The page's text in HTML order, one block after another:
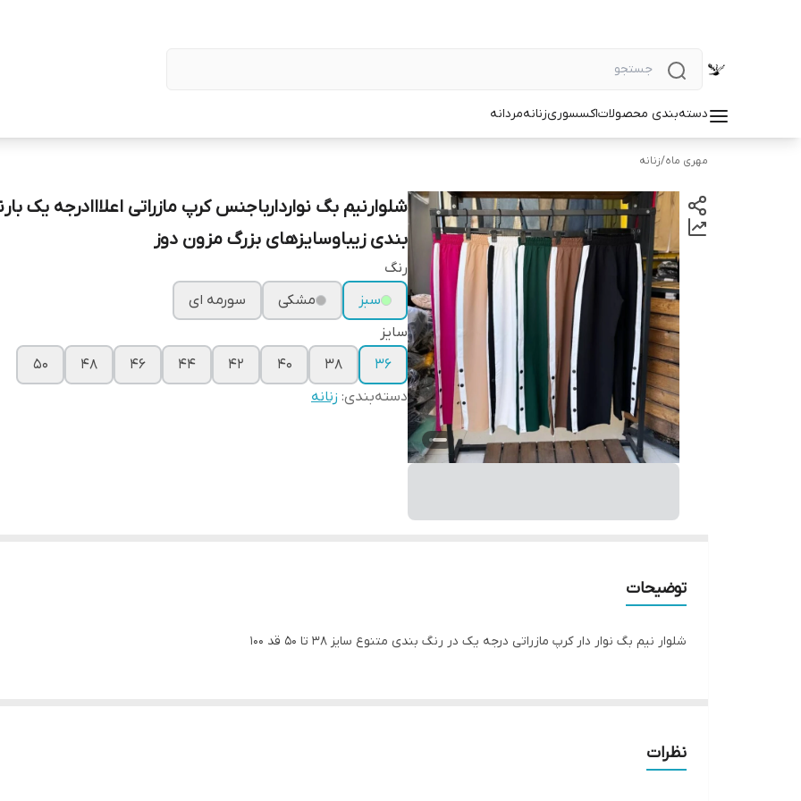
دسته‌بندی محصولاتاکسسوریزنانهمردانه
مهری ماه/زنانه
شلوارنیم بگ نواردارباجنس کرپ مازراتی اعلااادرجه یک
بندی زیباوسایزهای بزرگ مزون دوز
رنگ
سبز
مشکی
سورمه ای
سایز
۳۶
۳۸ ۴۰ ۴۲ ۴۴ ۴۶ ۴۸
۵۰
دسته‌بندی: زنانه
توضیحات
شلوار نیم بگ نوار دار کرپ مازراتی درجه یک در رنگ بندی متنوع سایز 38 تا 50 قد 100
نظرات